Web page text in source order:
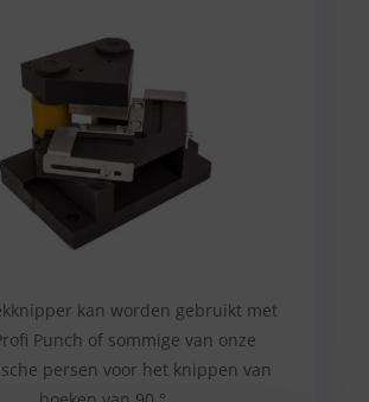
kan worden gebruikt met
Punch of sommige van onze
persen voor het knippen van